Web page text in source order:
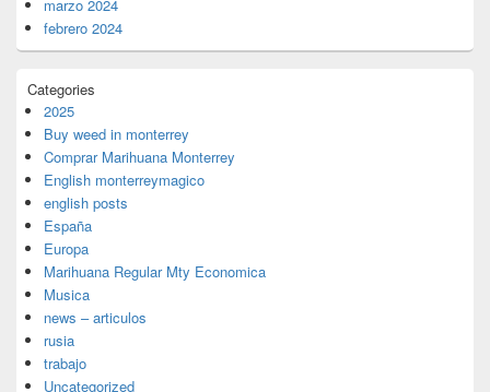
marzo 2024
febrero 2024
Categories
2025
Buy weed in monterrey
Comprar Marihuana Monterrey
English monterreymagico
english posts
España
Europa
Marihuana Regular Mty Economica
Musica
news – articulos
rusia
trabajo
Uncategorized